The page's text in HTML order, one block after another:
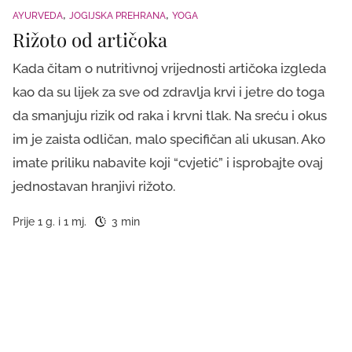
AYURVEDA JOGIJSKA PREHRANA YOGA
Rižoto od artičoka
Kada čitam o nutritivnoj vrijednosti artičoka izgleda
kao da su lijek za sve od zdravlja krvi i jetre do toga
da smanjuju rizik od raka i krvni tlak. Na sreću i okus
im je zaista odličan, malo specifičan ali ukusan. Ako
imate priliku nabavite koji “cvjetić” i isprobajte ovaj
jednostavan hranjivi rižoto.
Prije 1 g. i 1 mj. 3 min